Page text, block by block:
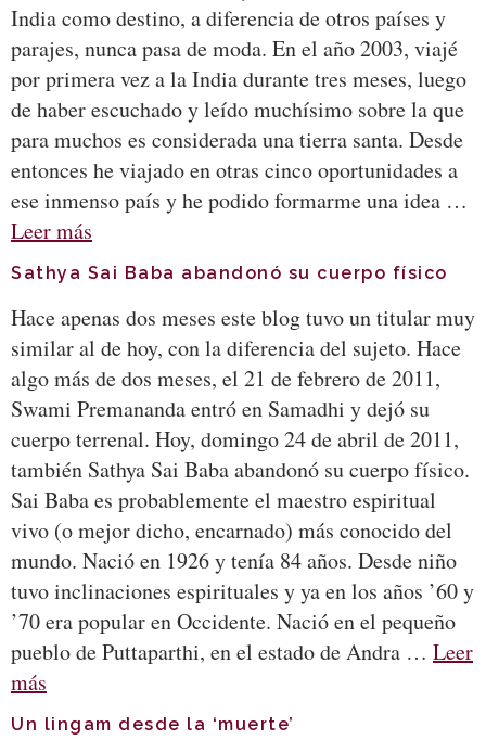
India como destino, a diferencia de otros países y
parajes, nunca pasa de moda. En el año 2003, viajé
por primera vez a la India durante tres meses, luego
de haber escuchado y leído muchísimo sobre la que
para muchos es considerada una tierra santa. Desde
entonces he viajado en otras cinco oportunidades a
ese inmenso país y he podido formarme una idea …
Leer más
Sathya Sai Baba abandonó su cuerpo físico
Hace apenas dos meses este blog tuvo un titular muy
similar al de hoy, con la diferencia del sujeto. Hace
algo más de dos meses, el 21 de febrero de 2011,
Swami Premananda entró en Samadhi y dejó su
cuerpo terrenal. Hoy, domingo 24 de abril de 2011,
también Sathya Sai Baba abandonó su cuerpo físico.
Sai Baba es probablemente el maestro espiritual
vivo (o mejor dicho, encarnado) más conocido del
mundo. Nació en 1926 y tenía 84 años. Desde niño
tuvo inclinaciones espirituales y ya en los años ’60 y
’70 era popular en Occidente. Nació en el pequeño
pueblo de Puttaparthi, en el estado de Andra … Leer
más
Un lingam desde la ‘muerte’